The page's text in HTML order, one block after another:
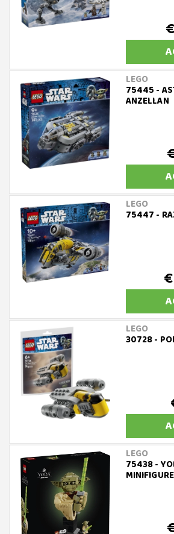
LEGO
75445 -
ANZELLAN
LEGO
75447 -
LEGO
30728 -
LEGO
75438 -
MINIFIGURE